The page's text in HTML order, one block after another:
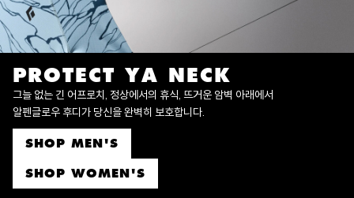
PROTECT YA NECK
그늘 없는 긴 어프로치, 정상에서의 휴식, 뜨거운 암벽 아래에서
알펜글로우 후디가 당신을 완벽히 보호합니다.
SHOP MEN'S
SHOP WOMEN'S